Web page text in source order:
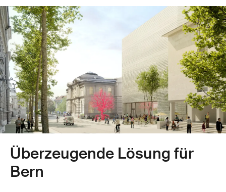
Überzeugende Lösung für
Bern